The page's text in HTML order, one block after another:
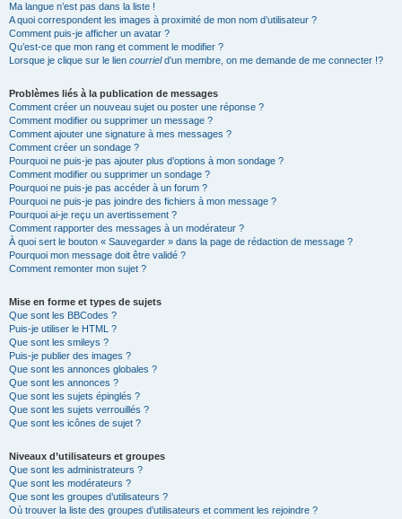
Ma langue n’est pas dans la liste !
A quoi correspondent les images à proximité de mon nom d’utilisateur ?
Comment puis-je afficher un avatar ?
Qu’est-ce que mon rang et comment le modifier ?
Lorsque je clique sur le lien courrield’un membre, on me demande de me connecter !?
Problèmes liés à la publication de messages
Comment créer un nouveau sujet ou poster une réponse ?
Comment modifier ou supprimer un message ?
Comment ajouter une signature à mes messages ?
Comment créer un sondage ?
Pourquoi ne puis-je pas ajouter plus d’options à mon sondage ?
Comment modifier ou supprimer un sondage ?
Pourquoi ne puis-je pas accéder à un forum ?
Pourquoi ne puis-je pas joindre des fichiers à mon message ?
Pourquoi ai-je reçu un avertissement ?
Comment rapporter des messages à un modérateur ?
À quoi sert le bouton « Sauvegarder » dans la page de rédaction de message ?
Pourquoi mon message doit être validé ?
Comment remonter mon sujet ?
Mise en forme et types de sujets
Que sont les BBCodes ?
Puis-je utiliser le HTML ?
Que sont les smileys ?
Puis-je publier des images ?
Que sont les annonces globales ?
Que sont les annonces ?
Que sont les sujets épinglés ?
Que sont les sujets verrouillés ?
Que sont les icônes de sujet ?
Niveaux d’utilisateurs et groupes
Que sont les administrateurs ?
Que sont les modérateurs ?
Que sont les groupes d’utilisateurs ?
Où trouver la liste des groupes d’utilisateurs et comment les rejoindre ?